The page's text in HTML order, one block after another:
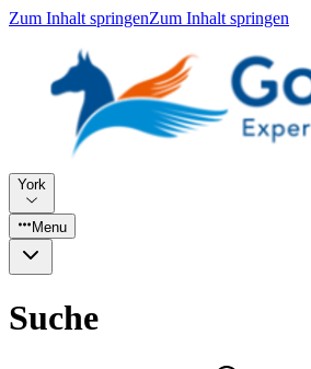
Zum Inhalt springenZum Inhalt springen
York
Menu
Suche